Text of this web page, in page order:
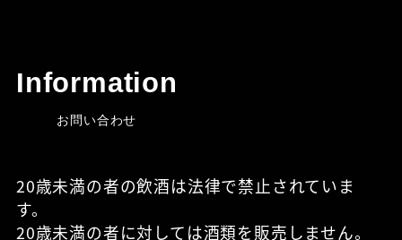
Information
お問い合わせ
20歳未満の者の飲酒は法律で禁止されていま
す。
20歳未満の者に対しては酒類を販売しません。